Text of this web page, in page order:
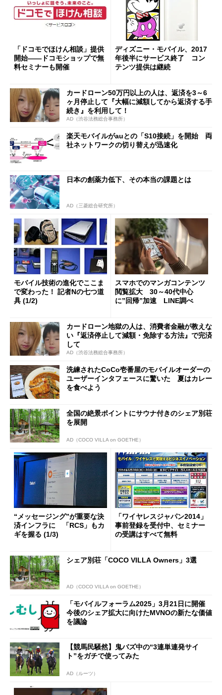
「ドコモでほけん相談」提供
開始――ドコモショップで無
料セミナーも開催
ディズニー・モバイル、2017
年後半にサービス終了 コン
テンツ提供は継続
カードローン50万円以上の人は、返済を3～6
ヶ月停止して『大幅に減額してから返済する手
続き』を利用して！
AD（渋谷法務総合事務所）
楽天モバイルがauとの「S10接続」を開始 両
社ネットワークの切り替えが迅速化
日本の創薬力低下、その本当の課題とは
AD（三菱総合研究所）
モバイル技術の進化でここま
で変わった！ 記者Nの七つ道
具 (1/2)
スマホでのマンガコンテンツ
閲覧拡大 30～40代中心
に”回帰”加速 LINE調べ
カードローン地獄の人は、消費者金融が教えな
い『返済停止して減額・免除する方法』で完済
して
AD（渋谷法務総合事務所）
洗練されたCoCo壱番屋のモバイルオーダーの
ユーザーインタフェースに驚いた 夏はカレー
を食べよう
全国の絶景ポイントにサウナ付きのシェア別荘
を展開
AD（COCO VILLA on GOETHE）
“メッセージング”が重要な決
済インフラに 「RCS」もカ
ギを握る (1/3)
「ワイヤレスジャパン2014」
事前登録を受付中、セミナー
の受講はすべて無料
シェア別荘「COCO VILLA Owners」3選
AD（COCO VILLA on GOETHE）
「モバイルフォーラム2025」3月21日に開催
今後のシェア拡大に向けたMVNOの新たな価値
を議論
【競馬民騒然】鬼バズ中の“3連単連発サイ
ト”をガチで使ってみた
AD（ルーツ）